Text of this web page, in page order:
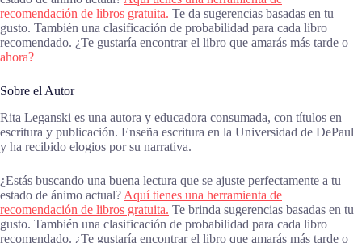
recomendación de libros gratuita. Te da sugerencias basadas en tu
gusto. También una clasificación de probabilidad para cada libro
recomendado. ¿Te gustaría encontrar el libro que amarás más tarde o
ahora?
Sobre el Autor
Rita Leganski es una autora y educadora consumada, con títulos en
escritura y publicación. Enseña escritura en la Universidad de DePaul
y ha recibido elogios por su narrativa.
¿Estás buscando una buena lectura que se ajuste perfectamente a tu
estado de ánimo actual? Aquí tienes una herramienta de
recomendación de libros gratuita. Te brinda sugerencias basadas en tu
gusto. También una clasificación de probabilidad para cada libro
recomendado. ¿Te gustaría encontrar el libro que amarás más tarde o